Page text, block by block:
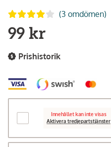
(3 omdömen)
99 kr
Prishistorik
Innehållet kan inte visas
Aktivera tredjepartstjänster